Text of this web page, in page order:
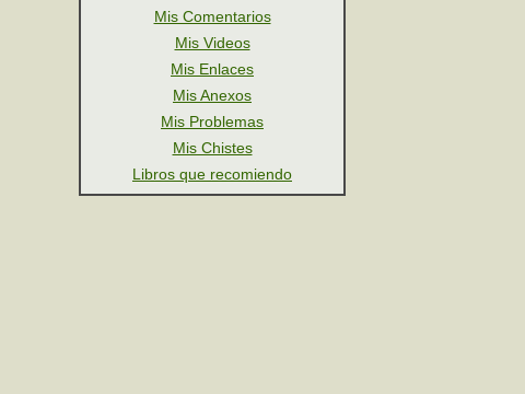
Mis Comentarios
Mis Videos
Mis Enlaces
Mis Anexos
Mis Problemas
Mis Chistes
Libros que recomiendo